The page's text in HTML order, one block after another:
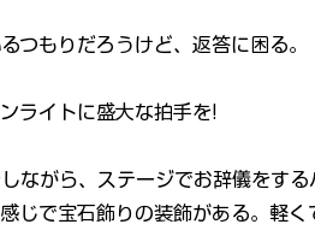
つもりだろうけど、返答に困る。
ライトに盛大な拍手を!
ながら、ステージでお辞儀をす
じで宝石飾りの装飾がある。軽く